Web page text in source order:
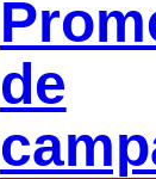
de